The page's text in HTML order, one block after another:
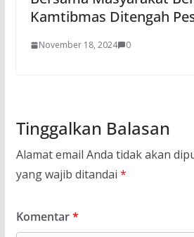
Kamtibmas Ditengah
November 18, 2024 0
Tinggalkan Balasan
Alamat email Anda tidak akan
yang wajib ditandai *
Komentar*